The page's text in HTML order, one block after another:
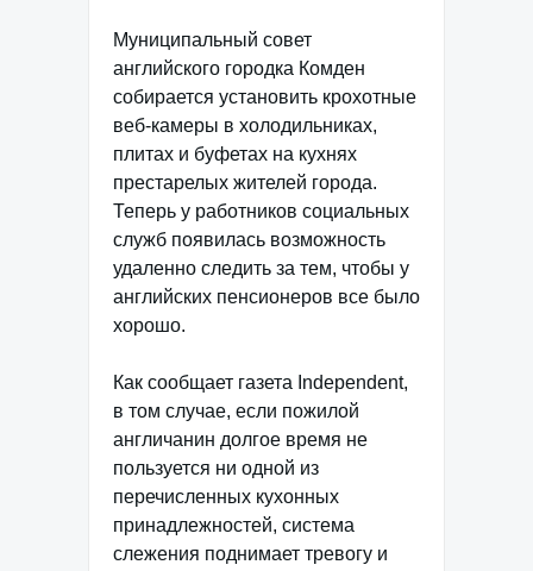
Муниципальный совет
английского городка Комден
собирается установить крохотные
веб-камеры в холодильниках,
плитах и буфетах на кухнях
престарелых жителей города.
Теперь у работников социальных
служб появилась возможность
удаленно следить за тем, чтобы у
английских пенсионеров все было
хорошо.
Как сообщает газета Independent,
в том случае, если пожилой
англичанин долгое время не
пользуется ни одной из
перечисленных кухонных
принадлежностей, система
слежения поднимает тревогу и